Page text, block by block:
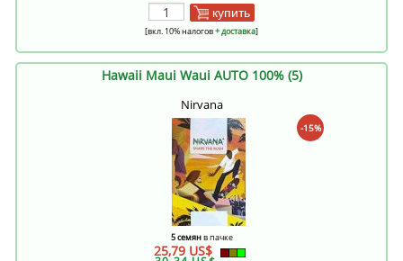
купить
[вкл. 10% налогов+ доставка]
Hawaii Maui Waui AUTO 100% (5)
Nirvana
-15%
5 семянв пачке
25,79 US$